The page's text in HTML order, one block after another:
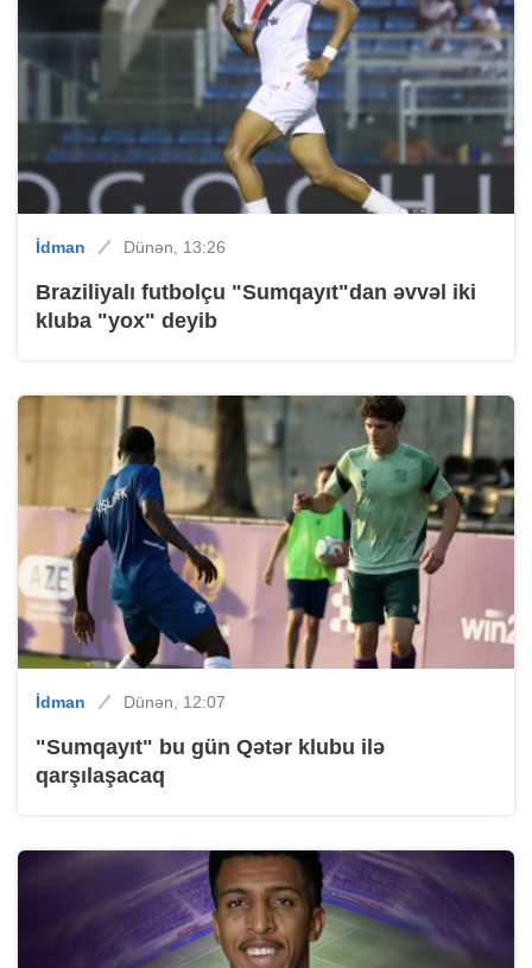
İdman Dünən, 13:26
Braziliyalı futbolçu "Sumqayıt"dan əvvəl iki
kluba "yox" deyib
İdman Dünən, 12:07
"Sumqayıt" bu gün Qətər klubu ilə
qarşılaşacaq